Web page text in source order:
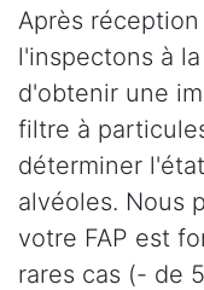
Après
l'inspectons à
d'obtenir une
filtre à
déterminer
alvéoles. Nous
votre FAP est
rares cas (- de